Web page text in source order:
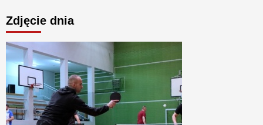
Zdjęcie dnia